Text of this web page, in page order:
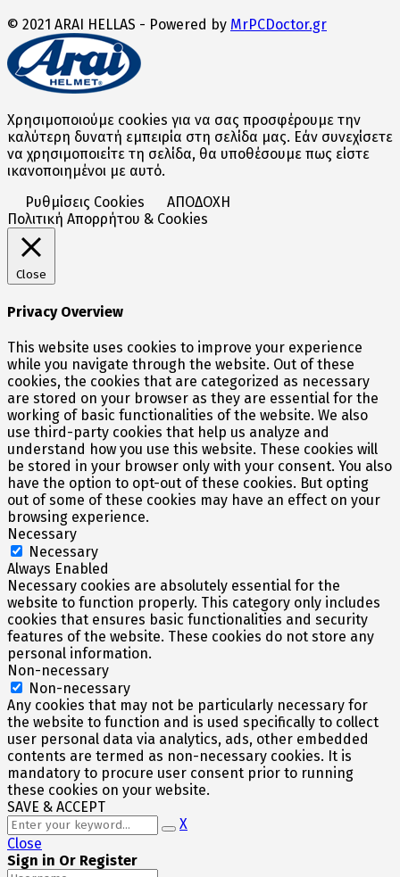
© 2021 ARAI HELLAS - Powered by MrPCDoctor.gr
Χρησιμοποιούμε cookies για να σας προσφέρουμε την
καλύτερη δυνατή εμπειρία στη σελίδα μας. Εάν συνεχίσετε
να χρησιμοποιείτε τη σελίδα, θα υποθέσουμε πως είστε
ικανοποιημένοι με αυτό.
Ρυθμίσεις Cookies
ΑΠΟΔΟΧΗ
Πολιτική Απορρήτου & Cookies
Close
Privacy Overview
This website uses cookies to improve your experience
while you navigate through the website. Out of these
cookies, the cookies that are categorized as necessary
are stored on your browser as they are essential for the
working of basic functionalities of the website. We also
use third-party cookies that help us analyze and
understand how you use this website. These cookies will
be stored in your browser only with your consent. You also
have the option to opt-out of these cookies. But opting
out of some of these cookies may have an effect on your
browsing experience.
Necessary
Necessary
Always Enabled
Necessary cookies are absolutely essential for the
website to function properly. This category only includes
cookies that ensures basic functionalities and security
features of the website. These cookies do not store any
personal information.
Non-necessary
Non-necessary
Any cookies that may not be particularly necessary for
the website to function and is used specifically to collect
user personal data via analytics, ads, other embedded
contents are termed as non-necessary cookies. It is
mandatory to procure user consent prior to running
these cookies on your website.
SAVE & ACCEPT
X
Close
Sign in Or Register